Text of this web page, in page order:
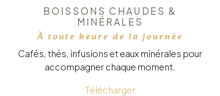
BOISSONS CHAUDES &
MINÉRALES
À toute heure de la journée
Cafés, thés, infusions et eaux minérales pour
accompagner chaque moment.
Télécharger